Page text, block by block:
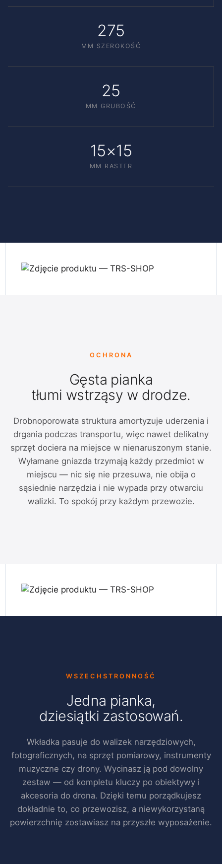
275
MM SZEROKOŚĆ
25
MM GRUBOŚĆ
15×15
MM RASTER
OCHRONA
Gęsta pianka
tłumi wstrząsy w drodze.
Drobnoporowata struktura amortyzuje uderzenia i
drgania podczas transportu, więc nawet delikatny
sprzęt dociera na miejsce w nienaruszonym stanie.
Wyłamane gniazda trzymają każdy przedmiot w
miejscu — nic się nie przesuwa, nie obija o
sąsiednie narzędzia i nie wypada przy otwarciu
walizki. To spokój przy każdym przewozie.
WSZECHSTRONNOŚĆ
Jedna pianka,
dziesiątki zastosowań.
Wkładka pasuje do walizek narzędziowych,
fotograficznych, na sprzęt pomiarowy, instrumenty
muzyczne czy drony. Wycinasz ją pod dowolny
zestaw — od kompletu kluczy po obiektywy i
akcesoria do drona. Dzięki temu porządkujesz
dokładnie to, co przewozisz, a niewykorzystaną
powierzchnię zostawiasz na przyszłe wyposażenie.